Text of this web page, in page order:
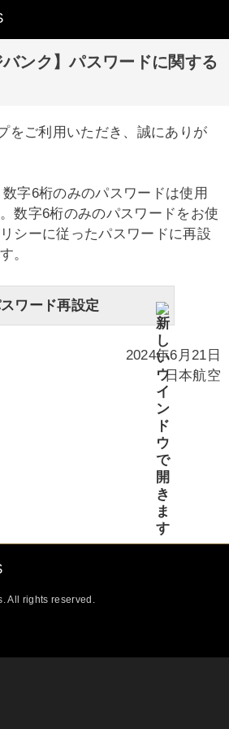
バンク】パスワードに関する
をご利用いただき、誠にありが
字6桁のみのパスワードは使用
数字6桁のみのパスワードをお使
シーに従ったパスワードに再設
。
ワード再設定
2024年6月21日
日本航空
All rights reserved.